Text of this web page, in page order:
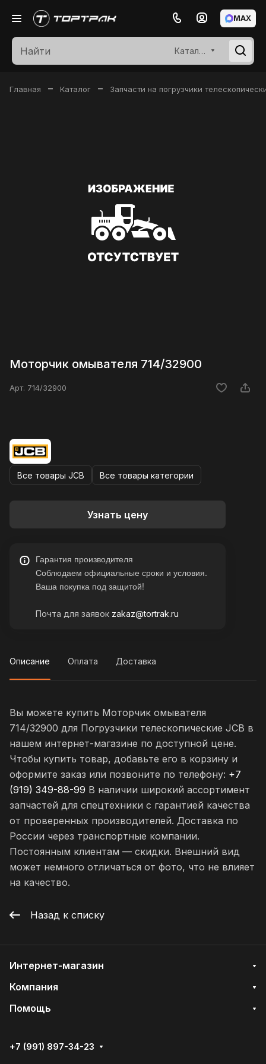
Каталог
MAX
Главная – Каталог – Запчасти на погрузчики
Моторчик омывателя 714/32900
Арт. 714/32900
Все товары JCB Все товары категории
Узнать цену
Гарантия производителя
Соблюдаем официальные сроки и условия.
Ваша покупка под защитой!
Почта для заявок zakaz@tortrak.ru
Описание Оплата Доставка
Вы можете купить Моторчик омывателя
714/32900 для Погрузчики телескопические JCB в
нашем интернет-магазине по доступной цене.
Чтобы купить товар, добавьте его в корзину и
оформите заказ или позвоните по телефону: +7
(919) 349-88-99 В наличии широкий ассортимент
запчастей для спецтехники с гарантией качества
от проверенных производителей. Доставка по
России через транспортные компании.
Постоянным клиентам — скидки. Внешний вид
может немного отличаться от фото, что не влияет
на качество.
Назад к списку
Интернет-магазин
Компания
Помощь
+7 (991) 897-34-23